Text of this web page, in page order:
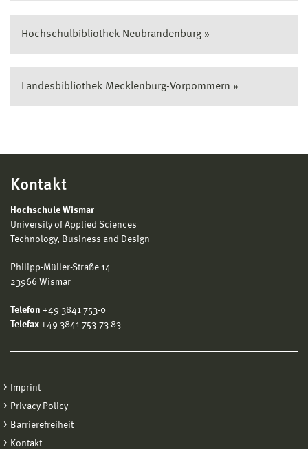
Hochschulbibliothek Neubrandenburg »
Landesbibliothek Mecklenburg-Vorpommern »
Kontakt
Hochschule Wismar
University of Applied Sciences
Technology, Business and Design
Philipp-Müller-Straße 14
23966 Wismar
Telefon +49 3841 753-0
Telefax +49 3841 753-73 83
Imprint
Privacy Policy
Barrierefreiheit
Kontakt